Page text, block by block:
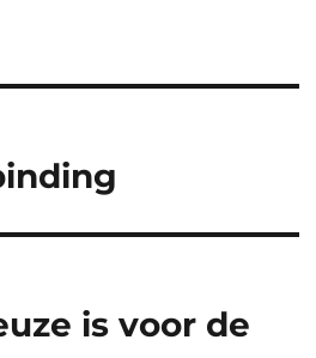
is voor de